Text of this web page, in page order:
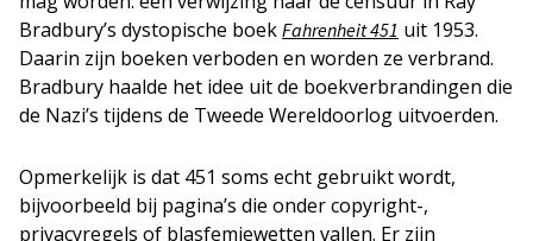
Bradbury’s dystopische boek Fahrenheit 451 uit 1953.
Daarin zijn boeken verboden en worden ze verbrand.
Bradbury haalde het idee uit de boekverbrandingen die
de Nazi’s tijdens de Tweede Wereldoorlog uitvoerden.
Opmerkelijk is dat 451 soms echt gebruikt wordt,
bijvoorbeeld bij pagina’s die onder copyright-,
privacyregels of blasfemiewetten vallen. Er zijn